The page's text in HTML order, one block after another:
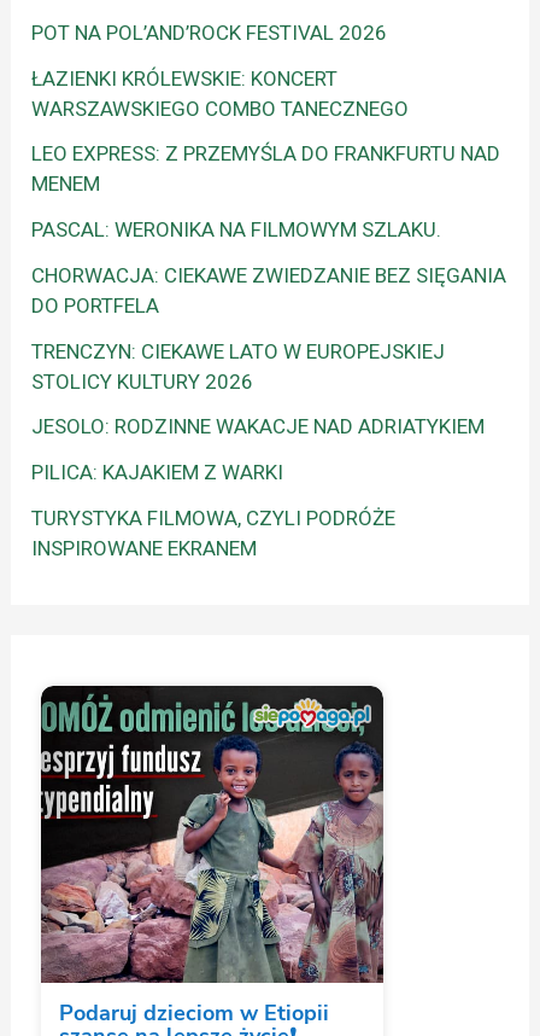
POT NA POL’AND’ROCK FESTIVAL 2026
ŁAZIENKI KRÓLEWSKIE: KONCERT
WARSZAWSKIEGO COMBO TANECZNEGO
LEO EXPRESS: Z PRZEMYŚLA DO FRANKFURTU NAD
MENEM
PASCAL: WERONIKA NA FILMOWYM SZLAKU.
CHORWACJA: CIEKAWE ZWIEDZANIE BEZ SIĘGANIA
DO PORTFELA
TRENCZYN: CIEKAWE LATO W EUROPEJSKIEJ
STOLICY KULTURY 2026
JESOLO: RODZINNE WAKACJE NAD ADRIATYKIEM
PILICA: KAJAKIEM Z WARKI
TURYSTYKA FILMOWA, CZYLI PODRÓŻE
INSPIROWANE EKRANEM